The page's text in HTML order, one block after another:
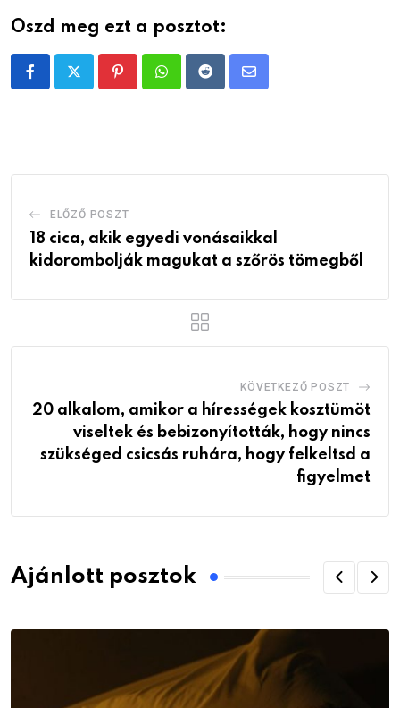
Oszd meg ezt a posztot:
PinterestWhatsappRedditShare
ELŐZŐ POSZT
18 cica, akik egyedi vonásaikkal
kidorombolják magukat a szőrös tömegből
KÖVETKEZŐ POSZT
20 alkalom, amikor a hírességek kosztümöt
viseltek és bebizonyították, hogy nincs
szükséged csicsás ruhára, hogy felkeltsd a
figyelmet
Ajánlott posztok